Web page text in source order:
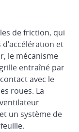
de friction, qui
d'accélération et
le mécanisme
entraîné par
avec le
roues. La
un système de